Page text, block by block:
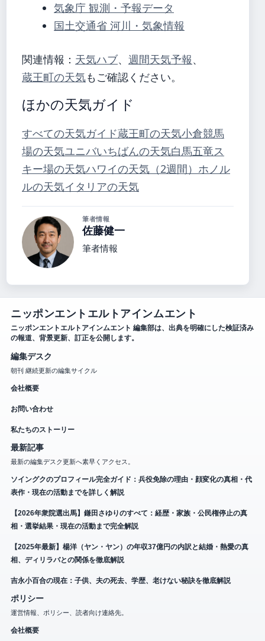
気象庁 観測・予報データ
国土交通省 河川・気象情報
関連情報： 天気ハブ、 週間天気予報、
蔵王町の天気もご確認ください。
ほかの天気ガイド
すべての天気ガイド蔵王町の天気小倉競馬
場の天気ユニバいちばんの天気白馬五竜ス
キー場の天気ハワイの天気（2週間） ホノル
ルの天気イタリアの天気
筆者情報
佐藤健一
筆者情報
ニッポンエントエルトアインムエント
ニッポンエントエルトアインムエント 編集部は、出典を明確にした検証済み
の報道、背景更新、訂正を公開します。
編集デスク
朝刊 継続更新の編集サイクル
会社概要
お問い合わせ
私たちのストーリー
最新記事
最新の編集デスク更新へ素早くアクセス。
ソイングクのプロフィール完全ガイド：兵役免除の理由・顔変化の真相・代
表作・現在の活動までを詳しく解説
【2026年衆院選出馬】鎌田さゆりのすべて：経歴・家族・公民権停止の真
相・選挙結果・現在の活動まで完全解説
【2025年最新】楊洋（ヤン・ヤン）の年収37億円の内訳と結婚・熱愛の真
相、ディリラバとの関係を徹底解説
吉永小百合の現在：子供、夫の死去、学歴、老けない秘訣を徹底解説
ポリシー
運営情報、ポリシー、読者向け連絡先。
会社概要